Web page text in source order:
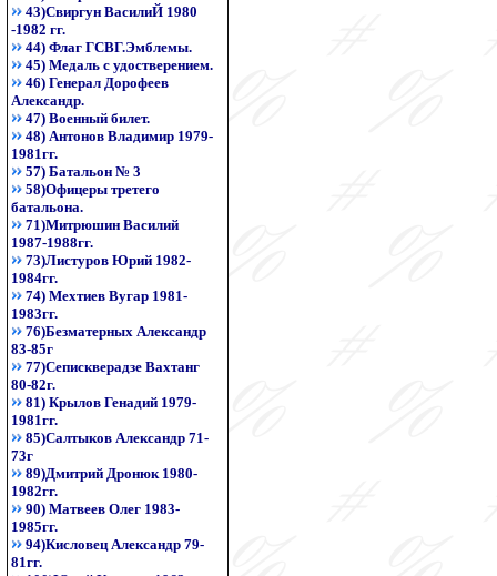
43)Свиргун ВасилиЙ 1980
-1982 гг.
44) Флаг ГСВГ.Эмблемы.
45) Медаль с удостверением.
46) Генерал Дорофеев
Александр.
47) Военный билет.
48) Антонов Владимир 1979-
1981гг.
57) Батальон № 3
58)Офицеры третего
батальона.
71)Митрюшин Василий
1987-1988гг.
73)Листуров Юрий 1982-
1984гг.
74) Мехтиев Вугар 1981-
1983гг.
76)Безматерных Александр
83-85г
77)Сепискверадзе Вахтанг
80-82г.
81) Крылов Генадий 1979-
1981гг.
85)Салтыков Александр 71-
73г
89)Дмитрий Дронюк 1980-
1982гг.
90) Матвеев Олег 1983-
1985гг.
94)Кисловец Александр 79-
81гг.